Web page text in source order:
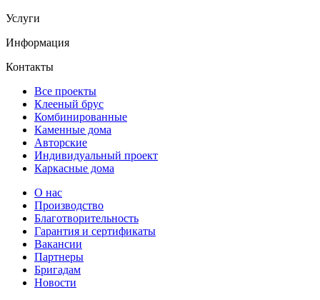
Услуги
Информация
Контакты
Все проекты
Клееный брус
Комбинированные
Каменные дома
Авторские
Индивидуальный проект
Каркасные дома
О нас
Производство
Благотворительность
Гарантия и сертификаты
Вакансии
Партнеры
Бригадам
Новости